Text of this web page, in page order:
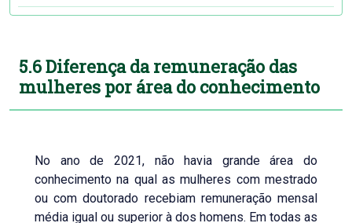
5.6 Diferença da remuneração das
mulheres por área do conhecimento
No ano de 2021, não havia grande área do
conhecimento na qual as mulheres com mestrado
ou com doutorado recebiam remuneração mensal
média igual ou superior à dos homens. Em todas as